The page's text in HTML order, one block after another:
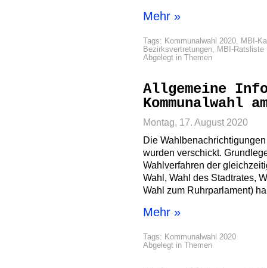
Mehr »
Tags: Kommunalwahl 2020, MBI-
Bezirksvertretungen, MBI-Ratsliste
Abgelegt in Themen
Allgemeine
Kommunalwahl
Montag, 17. August 2020
Die
wurden verschickt.
Wahlverfahren der
Wahl, Wahl des Stadtrates,
Wahl zum Ruhrparlament)
Mehr »
Tags: Kommunalwahl 2020
Abgelegt in Themen